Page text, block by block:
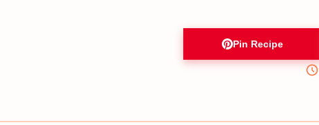
Pin Recipe